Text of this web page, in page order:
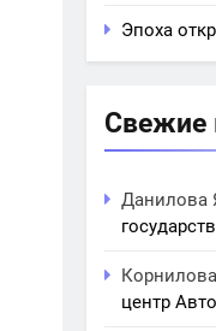
Эпоха
Свежие
Данилова
центр Авто